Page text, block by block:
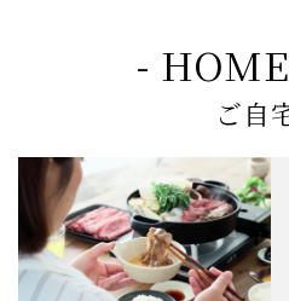
-
ご自